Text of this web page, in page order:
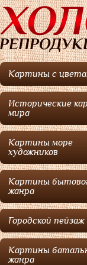
Картины с
Исторические
мира
Картины море
художников
Картины
жанра
Городской пейзаж
Картины
жанра